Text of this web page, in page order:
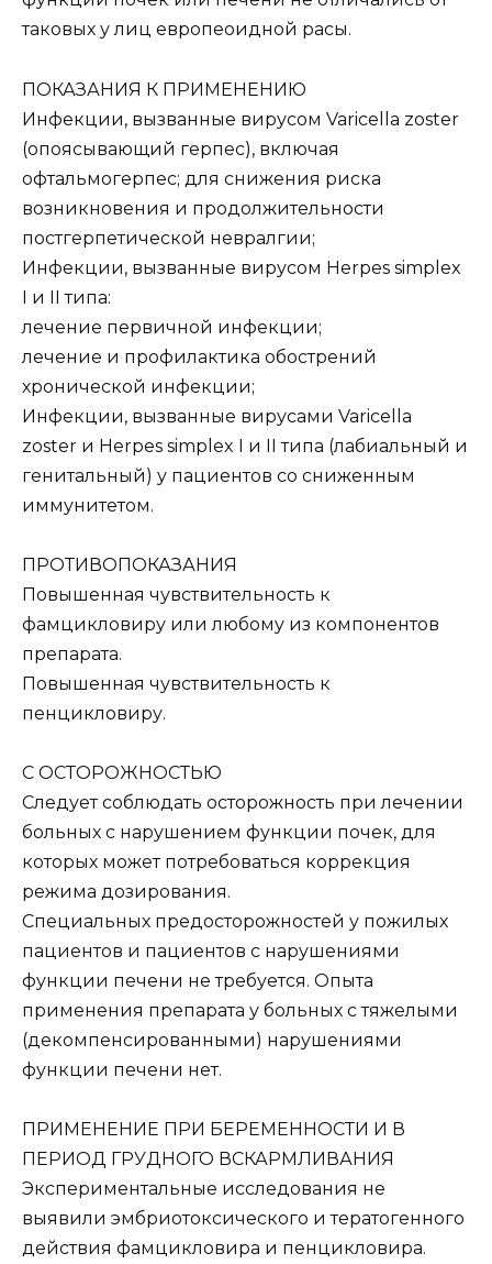
таковых у лиц европеоидной расы.
ПОКАЗАНИЯ К ПРИМЕНЕНИЮ
Инфекции, вызванные вирусом Varicella zoster
(опоясывающий герпес), включая
офтальмогерпес; для снижения риска
возникновения и продолжительности
постгерпетической невралгии;
Инфекции, вызванные вирусом Herpes simplex
I и II типа:
лечение первичной инфекции;
лечение и профилактика обострений
хронической инфекции;
Инфекции, вызванные вирусами Varicella
zoster и Herpes simplex I и II типа (лабиальный и
генитальный) у пациентов со сниженным
иммунитетом.
ПРОТИВОПОКАЗАНИЯ
Повышенная чувствительность к
фамцикловиру или любому из компонентов
препарата.
Повышенная чувствительность к
пенцикловиру.
С ОСТОРОЖНОСТЬЮ
Следует соблюдать осторожность при лечении
больных с нарушением функции почек, для
которых может потребоваться коррекция
режима дозирования.
Специальных предосторожностей у пожилых
пациентов и пациентов с нарушениями
функции печени не требуется. Опыта
применения препарата у больных с тяжелыми
(декомпенсированными) нарушениями
функции печени нет.
ПРИМЕНЕНИЕ ПРИ БЕРЕМЕННОСТИ И В
ПЕРИОД ГРУДНОГО ВСКАРМЛИВАНИЯ
Экспериментальные исследования не
выявили эмбриотоксического и тератогенного
действия фамцикловира и пенцикловира.